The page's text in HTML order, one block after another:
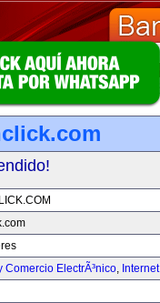
Comercio ElectrÃ³nico, Internet